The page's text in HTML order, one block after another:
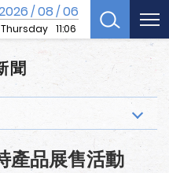
/08/06
Thursday 11:06
聞
產品展售活動